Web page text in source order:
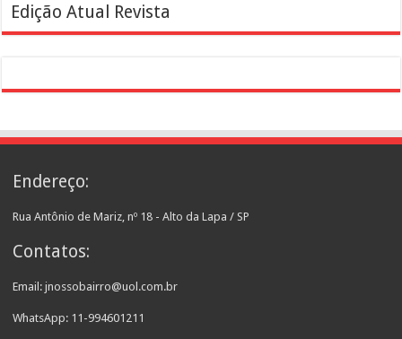
Edição Atual Revista
Endereço:
Rua Antônio de Mariz, nº 18 - Alto da Lapa / SP
Contatos:
Email: jnossobairro@uol.com.br
WhatsApp: 11-994601211